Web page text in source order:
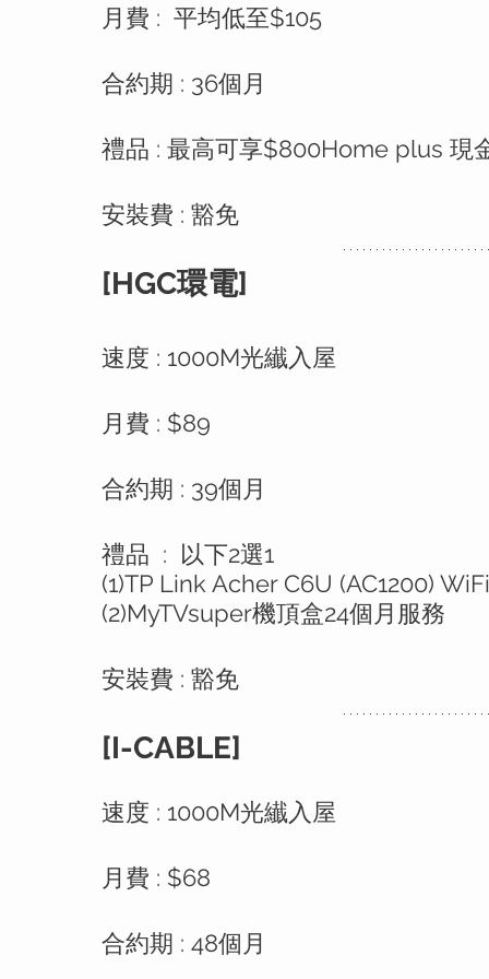
月費 :  平均低至$105
合約期 : 36個月
禮品 : 最高可享$800Home plus 現
安裝費 : 豁免
[HGC環電]
速度 : 1000M光纎入屋
月費 : $89
合約期 : 39個月
禮品  :  以下2選1
(1)TP Link Acher C6U (AC1200)
(2)MyTVsuper機頂盒24個月服務
安裝費 : 豁免
[I-CABLE]
速度 : 1000M光纎入屋
月費 : $68
合約期 : 48個月